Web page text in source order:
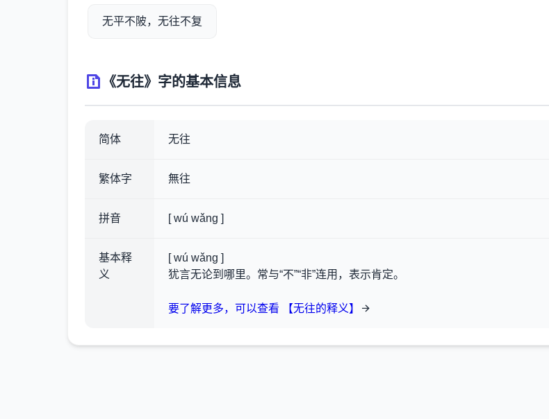
无平不陂，无往不复
《无往》字的基本信息
简体 无往
繁体字 無往
拼音 [ wú wǎng ]
基本释
义
[ wú wǎng ]
犹言无论到哪里。常与“不”“非”连用，表示肯定。
要了解更多，可以查看 【无往的释义】